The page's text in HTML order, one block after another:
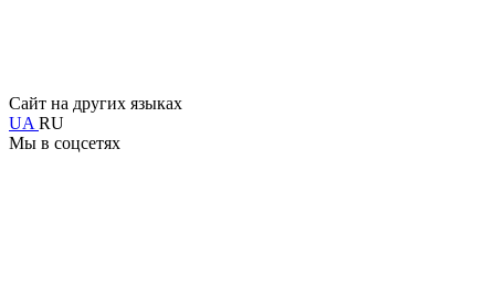
Сайт на других языках
UA RU
Мы в соцсетях